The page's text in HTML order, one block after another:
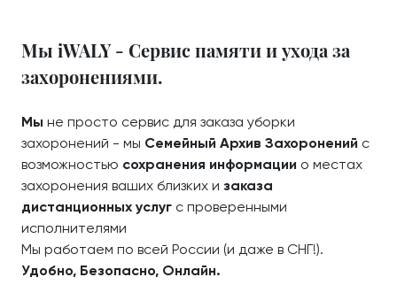
Мы iWALY - Сервис памяти и ухода за
захоронениями.
Мы не просто сервис для заказа уборки
захоронений - мы Семейный Архив Захоронений с
возможностью сохранения информации о местах
захоронения ваших близких и заказа
дистанционных услуг с проверенными
исполнителями
Мы работаем по всей России (и даже в СНГ!).
Удобно, Безопасно, Онлайн.